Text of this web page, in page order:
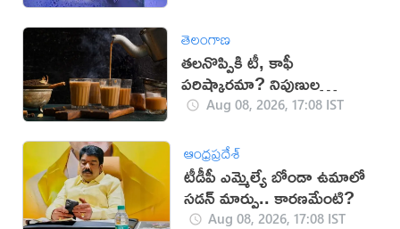
తెలంగాణ
తలనొప్పికి టీ, కాఫీ
పరిష్కారమా? నిపుణుల
సూచనలు ఇవే!
Aug 08, 2026, 17:08 IST
ఆంధ్రప్రదేశ్
టీడీపీ ఎమ్మెల్యే బోండా ఉమాలో
సడన్‌ మార్పు.. కారణమేంటి?
Aug 08, 2026, 17:08 IST